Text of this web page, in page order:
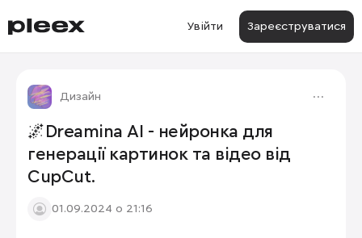
Увійти Зареєструватися
Дизайн
🌌Dreamina AI - нейронка для
генерації картинок та відео від
CupCut.
01.09.2024 о 21:16